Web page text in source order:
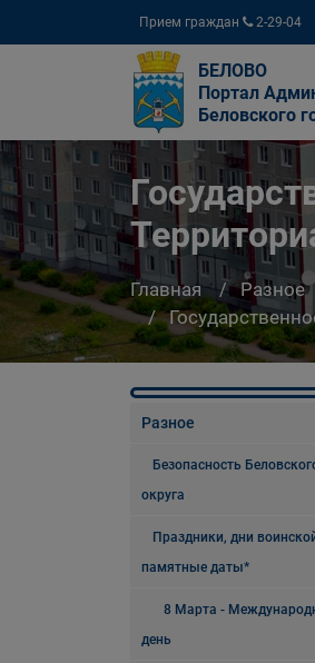
Прием граждан 2-29-04
БЕЛОВО
Портал
Беловского
Главная Разное
Разное
Безопасность
округа
Праздники, дни
памятные даты*
8 Марта -
день